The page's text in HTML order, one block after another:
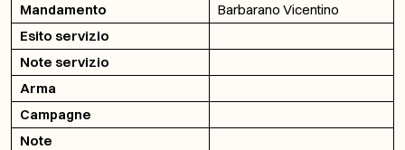
Mandamento
Barbarano Vicentino
Esito servizio
Note servizio
Arma
Campagne
Note